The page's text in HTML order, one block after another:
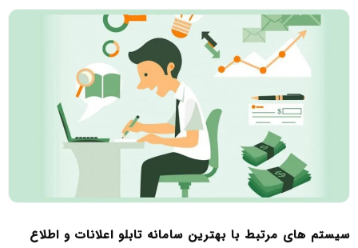
سیستم های مرتبط با بهترین سامانه تابلو اعلانات و اطلاع